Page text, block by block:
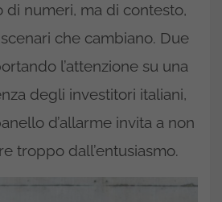
di numeri, ma di contesto,
che cambiano. Due
l’attenzione su una
degli investitori italiani,
d’allarme invita a non
troppo dall’entusiasmo.